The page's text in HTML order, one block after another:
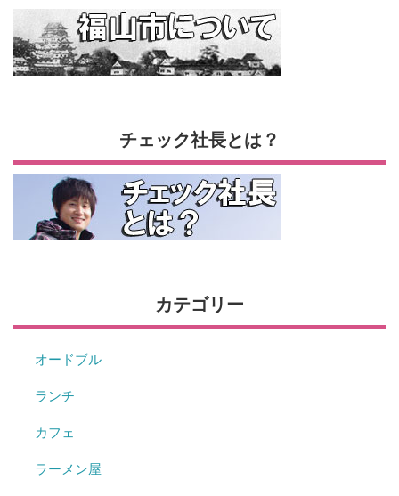
チェック社長とは？
カテゴリー
オードブル
ランチ
カフェ
ラーメン屋